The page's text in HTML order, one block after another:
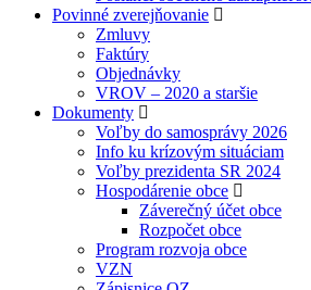
Povinné zverejňovanie
Zmluvy
Faktúry
Objednávky
VROV – 2020 a staršie
Dokumenty
Voľby do samosprávy 2026
Info ku krízovým situáciam
Voľby prezidenta SR 2024
Hospodárenie obce
Záverečný účet obce
Rozpočet obce
Program rozvoja obce
VZN